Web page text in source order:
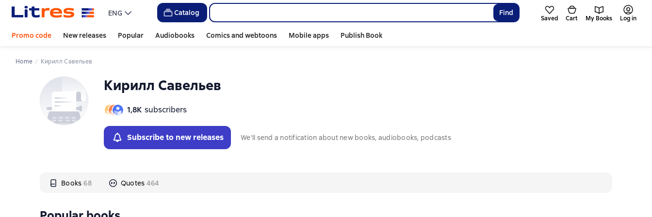
ENG Catalog Find
Saved Cart My Books Log in
Promo code New releases Popular Audiobooks Comics and webtoons Mobile apps Publish Book
Home Кирилл Савельев
Кирилл Савельев
1,8К subscribers
Subscribe to new releases We'll send a notification about new books, audiobooks, podcasts
Books 68 Quotes 464
Слайдер с книгами
Слайдер с книгами